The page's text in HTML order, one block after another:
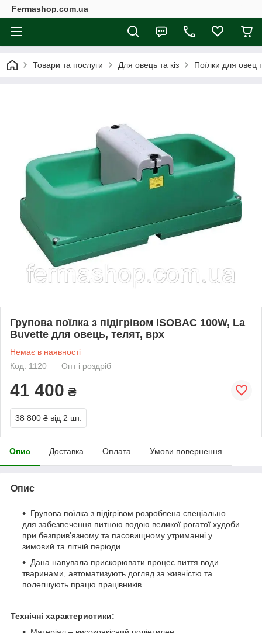
Fermashop.com.ua
Товари та послуги Для овець та кіз Поїлки для овец
Групова поїлка з підігрівом ISOBAC 100W, La
Buvette для овець, телят, врх
Немає в наявності
Код: 1120
Опт і роздріб
41 400 ₴
38 800 ₴ від 2 шт.
Опис Доставка Оплата Умови повернення
Опис
Групова поїлка з підігрівом розроблена спеціально
для забезпечення питною водою великої рогатої худоби
при безприв'язному та пасовищному утриманні у
зимовий та літній періоди.
Дана напувала прискорювати процес пиття води
тваринами, автоматизують догляд за живністю та
полегшують працю працівників.
Технічні характеристики: